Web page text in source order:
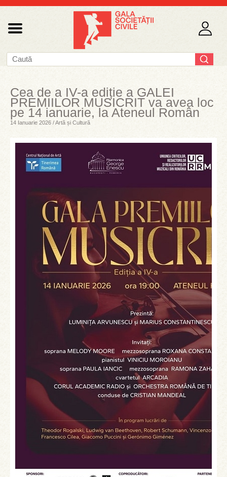
Cea de a IV-a ediție a GALEI
PREMIILOR MUSICRIT va avea loc
pe 14 ianuarie, la Ateneul Român
14 Ianuarie 2026 / Artă și Cultură